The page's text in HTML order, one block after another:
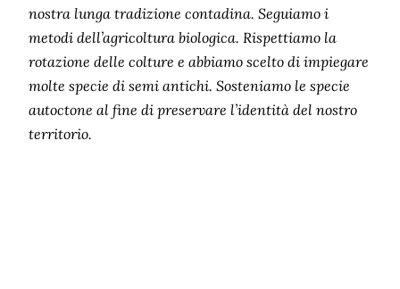
nostra lunga tradizione contadina. Seguiamo i
metodi dell’agricoltura biologica. Rispettiamo la
rotazione delle colture e abbiamo scelto di impiegare
molte specie di semi antichi. Sosteniamo le specie
autoctone al fine di preservare l’identità del nostro
territorio.